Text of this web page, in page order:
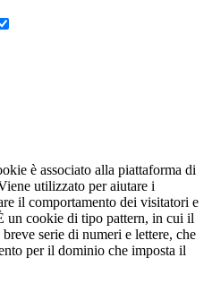
è associato alla piattaforma di
utilizzato per aiutare i
il comportamento dei visitatori e
un cookie di tipo pattern, in cui il
serie di numeri e lettere, che
per il dominio che imposta il